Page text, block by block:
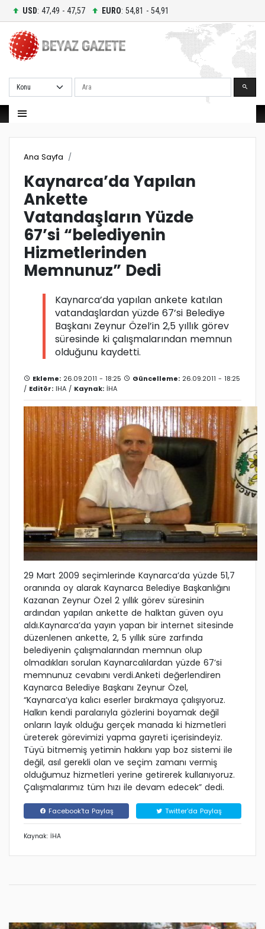
USD: 47,49 - 47,57 EURO: 54,81 - 54,91
Ara
Ana Sayfa
Kaynarca’da Yapılan
Ankette
Vatandaşların Yüzde
67’si “belediyenin
Hizmetlerinden
Memnunuz” Dedi
Kaynarca’da yapılan ankete katılan
vatandaşlardan yüzde 67’si Belediye
Başkanı Zeynur Özel’in 2,5 yıllık görev
süresinde ki çalışmalarından memnun
olduğunu kaydetti.
Ekleme: 26.09.2011 - 18:25 Güncelleme: 26.09.2011 - 18:25
/ Editör: IHA / Kaynak: İHA
29 Mart 2009 seçimlerinde Kaynarca’da yüzde 51,7
oranında oy alarak Kaynarca Belediye Başkanlığını
Kazanan Zeynur Özel 2 yıllık görev süresinin
ardından yapılan ankette de halktan güven oyu
aldı.Kaynarca’da yayın yapan bir internet sitesinde
düzenlenen ankette, 2, 5 yıllık süre zarfında
belediyenin çalışmalarından memnun olup
olmadıkları sorulan Kaynarcalılardan yüzde 67’si
memnunuz cevabını verdi.Anketi değerlendiren
Kaynarca Belediye Başkanı Zeynur Özel,
“Kaynarca’ya kalıcı eserler bırakmaya çalışıyoruz.
Halkın kendi paralarıyla gözlerini boyamak değil
onların layık olduğu gerçek manada ki hizmetleri
üreterek görevimizi yapma gayreti içerisindeyiz.
Tüyü bitmemiş yetimin hakkını yap boz sistemi ile
değil, asıl gerekli olan ve seçim zamanı vermiş
olduğumuz hizmetleri yerine getirerek kullanıyoruz.
Çalışmalarımız tüm hızı ile devam edecek” dedi.
Facebook'ta Paylaş Twitter'da Paylaş
Kaynak: İHA